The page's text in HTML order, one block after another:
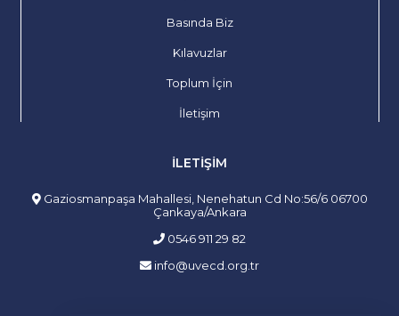
Basında Biz
Kılavuzlar
Toplum İçin
İletişim
İLETIŞIM
Gaziosmanpaşa Mahallesi, Nenehatun Cd No:56/6 06700
Çankaya/Ankara
0546 911 29 82
info@uvecd.org.tr